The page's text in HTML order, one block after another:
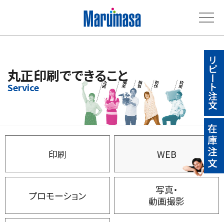
丸正印刷でできること
印刷 WEB
プロモーション
写真・
動画撮影